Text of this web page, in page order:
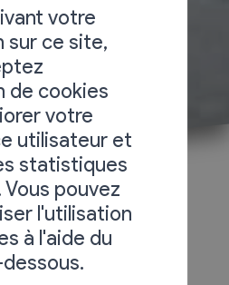
votre
sur ce site,
de cookies
votre
utilisateur et
statistiques
pouvez
l'utilisation
à l'aide du